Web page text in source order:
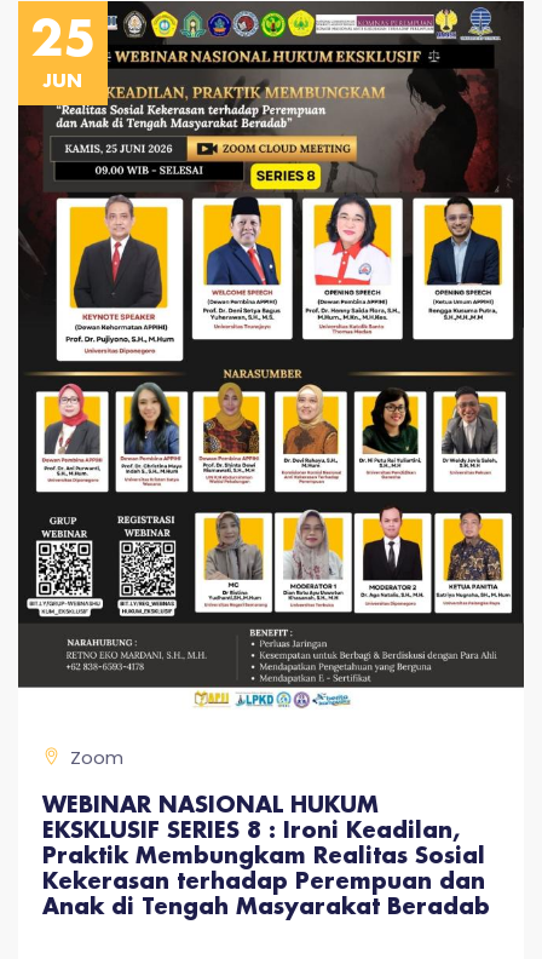
25
JUN
Zoom
WEBINAR NASIONAL HUKUM
EKSKLUSIF SERIES 8 : Ironi Keadilan,
Praktik Membungkam Realitas Sosial
Kekerasan terhadap Perempuan dan
Anak di Tengah Masyarakat Beradab